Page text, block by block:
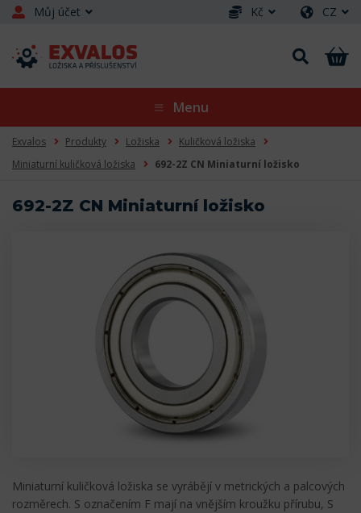
Můj účet Kč CZ
Menu
Exvalos Produkty Ložiska
Kuličková ložiska
Miniaturní kuličková ložiska
692-2Z CN Miniaturní ložisko
692-2Z CN Miniaturní ložisko
Miniaturní kuličková ložiska se vyrábějí v metrických a palcových
rozměrech. S označením F mají na vnějším kroužku přírubu, S